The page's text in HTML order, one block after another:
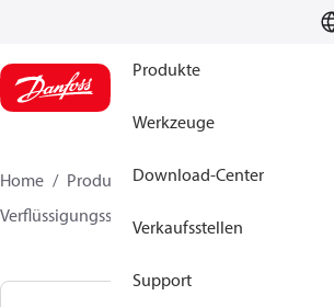
Produkte
Werkzeuge
Download-Center
Verkaufsstellen
Support
Home Produkte
Lösung für Kälte- und
Verflüssigungssätze
Optyma™